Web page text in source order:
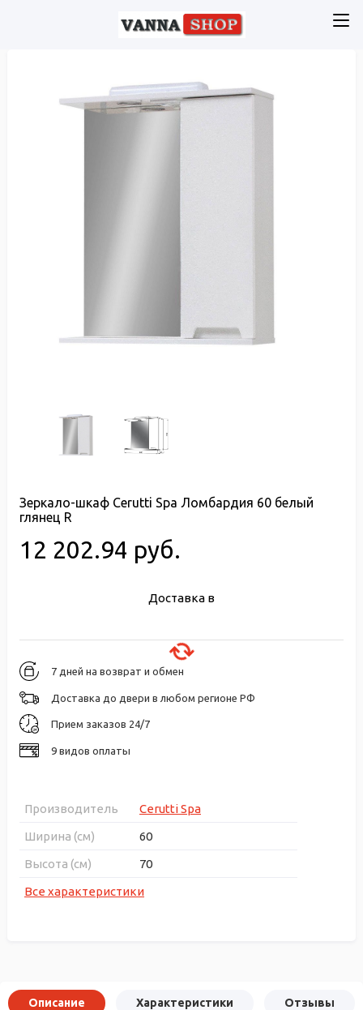
Зеркало-шкаф Cerutti Spa Ломбардия 60 белый
глянец R
12 202.94 руб.
Доставка в
7 дней на возврат и обмен
Доставка до двери в любом регионе РФ
Прием заказов 24/7
9 видов оплаты
Производитель
Cerutti Spa
Ширина (см)
60
Высота (см)
70
Все характеристики
Описание Характеристики Отзывы